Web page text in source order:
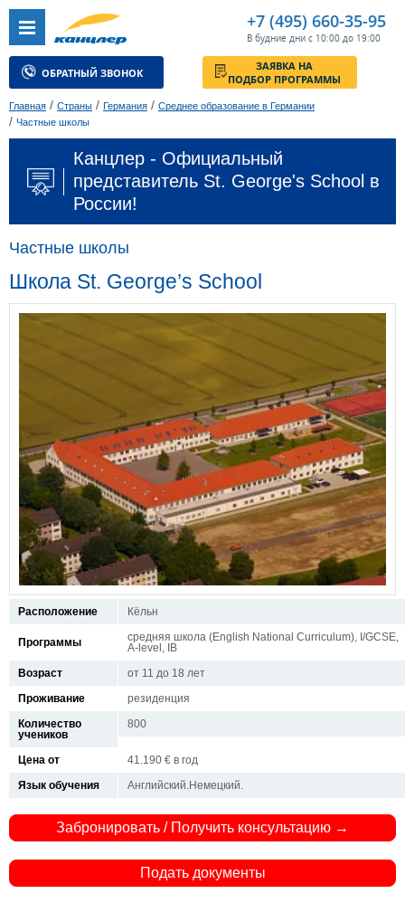
+7 (495) 660-35-95
В будние дни с 10:00 до 19:00
ОБРАТНЫЙ ЗВОНОК
ЗАЯВКА НА
ПОДБОР ПРОГРАММЫ
Главная / Страны / Германия / Среднее образование в Германии
/ Частные школы
Канцлер - Официальный
представитель St. George's School в
России!
Частные школы
Школа St. George’s School
Расположение Кёльн
Программы
средняя школа (English National Curriculum), I/GCSE,
A-level, IB
Возраст
от 11 до 18 лет
Проживание
резиденция
Количество
учеников
800
Цена от
41.190 € в год
Язык обучения
Английский.Немецкий.
Забронировать / Получить консультацию →
Подать документы